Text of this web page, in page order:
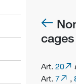
Art. 20
Art. 7 ,